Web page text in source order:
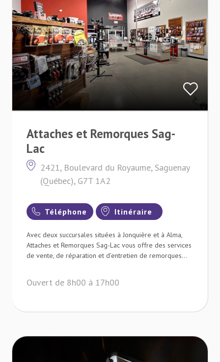
Attaches et Remorques Sag-
Lac
2421, Boulevard du Royaume, Saguenay
(Québec), G7T 1A2
Téléphone Itinéraire
Avec deux succursales situées à Jonquière et à Alma,
Attaches et Remorques Sag-Lac vous offre des services
de vente, de réparation et d’entretien de remorques...
Ouvert de 8h00 à 17h00